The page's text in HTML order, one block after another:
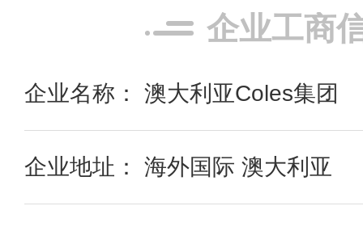
企业工商
企业名称： 澳大利亚Coles集团
企业地址： 海外国际 澳大利亚